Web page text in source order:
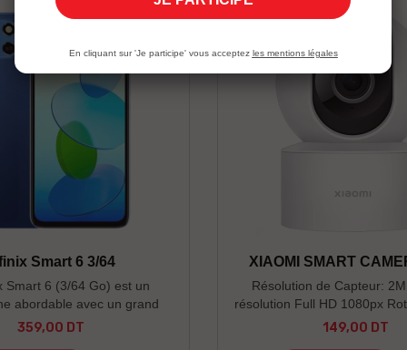
Smart 6 3/64
Smart 6 (3/64 Go) est un
abordable avec un grand
une batterie longue durée et
Prix
359,00 DT
XIAOMI SMART
Résolution de Capteur:
résolution Full HD 1080px
Vision nocturne infrarouge
Prix
149,00 DT
En cliquant sur 'Je participe' vous acceptez les mentions légales